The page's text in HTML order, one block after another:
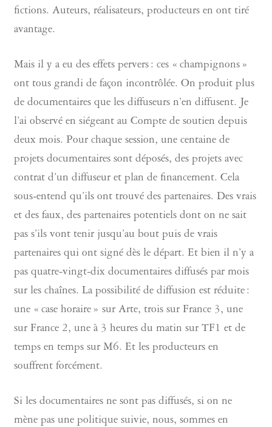
fictions. Auteurs, réalisateurs, producteurs en ont tiré
avantage.
Mais il y a eu des effets pervers : ces « champignons »
ont tous grandi de façon incontrôlée. On produit plus
de documentaires que les diffuseurs n’en diffusent. Je
l’ai observé en siégeant au Compte de soutien depuis
deux mois. Pour chaque session, une centaine de
projets documentaires sont déposés, des projets avec
contrat d’un diffuseur et plan de financement. Cela
sous-entend qu’ils ont trouvé des partenaires. Des vrais
et des faux, des partenaires potentiels dont on ne sait
pas s’ils vont tenir jusqu’au bout puis de vrais
partenaires qui ont signé dès le départ. Et bien il n’y a
pas quatre-vingt-dix documentaires diffusés par mois
sur les chaînes. La possibilité de diffusion est réduite :
une « case horaire » sur Arte, trois sur France 3, une
sur France 2, une à 3 heures du matin sur TF1 et de
temps en temps sur M6. Et les producteurs en
souffrent forcément.
Si les documentaires ne sont pas diffusés, si on ne
mène pas une politique suivie, nous, sommes en